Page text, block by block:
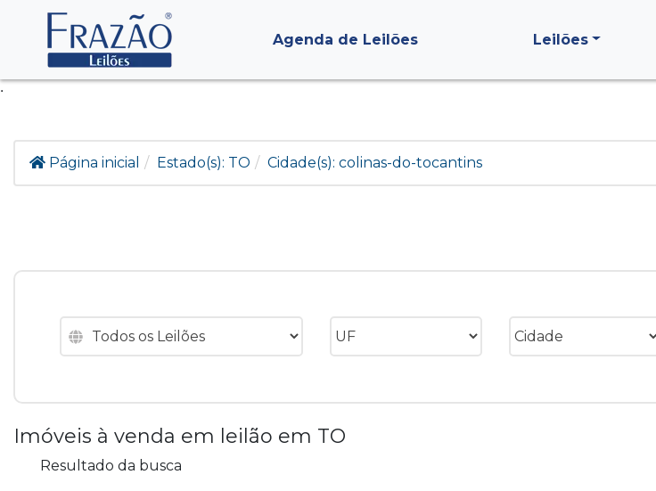
.
Agenda de Leilões Leilões
Página inicial Estado(s): TO Cidade(s): colinas-do-tocantins
Imóveis à venda em leilão em TO
Resultado da busca